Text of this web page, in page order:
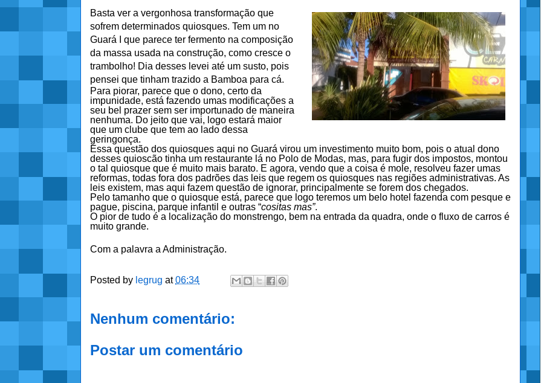
Basta ver a vergonhosa transformação que
sofrem determinados quiosques. Tem um no
Guará I que parece ter fermento na composição
da massa usada na construção, como cresce o
trambolho! Dia desses levei até um susto, pois
pensei que tinham trazido a Bamboa para cá.
Para piorar, parece que o dono, certo da
impunidade, está fazendo umas modificações a
seu bel prazer sem ser importunado de maneira
nenhuma. Do jeito que vai, logo estará maior
que um clube que tem ao lado dessa
geringonça.
Essa questão dos quiosques aqui no Guará virou um investimento muito bom, pois o atual dono
desses quioscão tinha um restaurante lá no Polo de Modas, mas, para fugir dos impostos, montou
o tal quiosque que é muito mais barato. E agora, vendo que a coisa é mole, resolveu fazer umas
reformas, todas fora dos padrões das leis que regem os quiosques nas regiões administrativas. As
leis existem, mas aqui fazem questão de ignorar, principalmente se forem dos chegados.
Pelo tamanho que o quiosque está, parece que logo teremos um belo hotel fazenda com pesque e
pague, piscina, parque infantil e outras “cositas mas”.
O pior de tudo é a localização do monstrengo, bem na entrada da quadra, onde o fluxo de carros é
muito grande.
Com a palavra a Administração.
Posted by legrug at06:34
Nenhum comentário:
Postar um comentário